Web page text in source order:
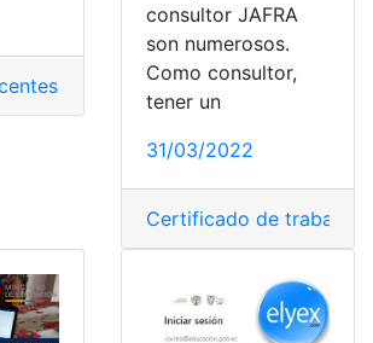
Educación,Herramientas
consultor JAFRA
son numerosos.
Como consultor,
tener un
31/03/2022
Certificado de trabajo